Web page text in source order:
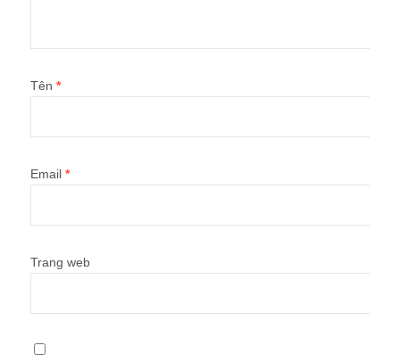
Tên *
Email *
Trang web